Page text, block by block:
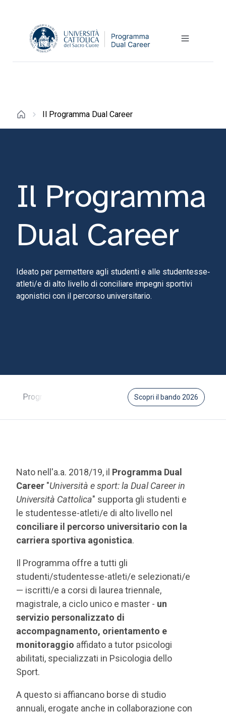
Il Programma Dual Career
Il Programma
Dual Career
Ideato per permettere agli studenti e alle studentesse‐
atleti/e di alto livello di conciliare impegni sportivi
agonistici con il percorso universitario.
Programma Come iscriversi
Scopri il bando 2026
Nato nell'a.a. 2018/19, il Programma Dual
Career "Università e sport: la Dual Career in
Università Cattolica" supporta gli studenti e
le studentesse-atleti/e di alto livello nel
conciliare il percorso universitario con la
carriera sportiva agonistica.
Il Programma offre a tutti gli
studenti/studentesse-atleti/e selezionati/e
— iscritti/e a corsi di laurea triennale,
magistrale, a ciclo unico e master - un
servizio personalizzato di
accompagnamento, orientamento e
monitoraggio affidato a tutor psicologi
abilitati, specializzati in Psicologia dello
Sport.
A questo si affiancano borse di studio
annuali, erogate anche in collaborazione con